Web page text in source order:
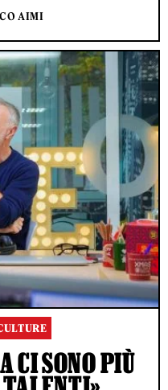
AIMI
CI SONO PIÙ